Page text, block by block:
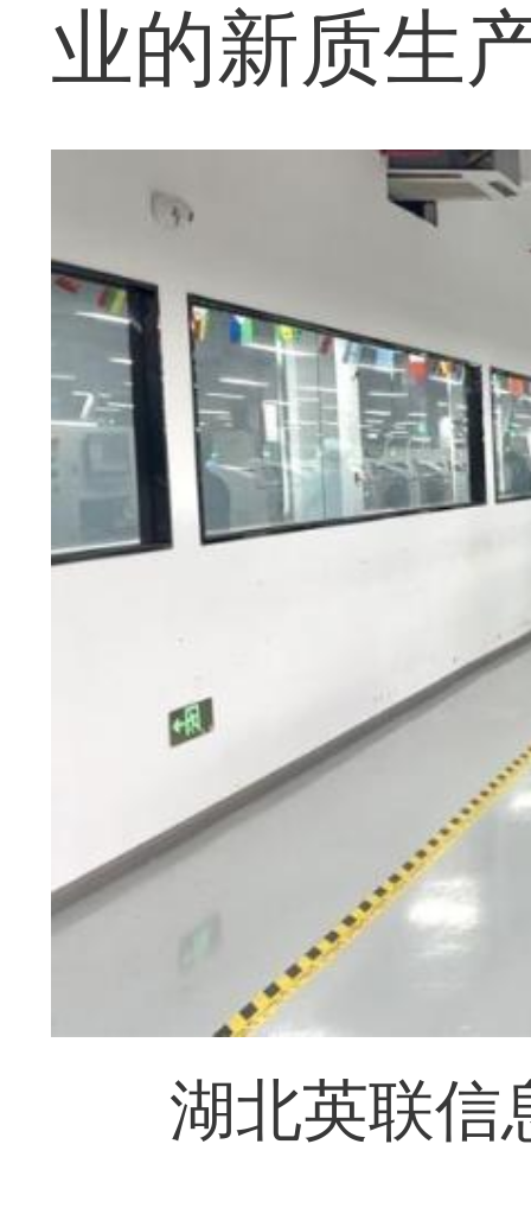
业的新质生
湖北英联信